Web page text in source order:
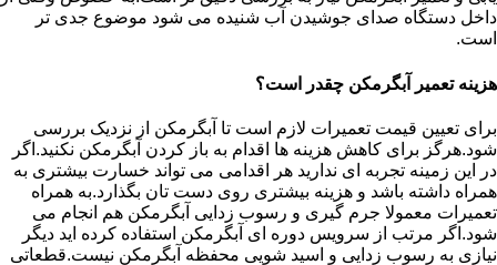
داخل دستگاه صدای جوشیدن آب شنیده می شود موضوع جدی تر
است.
هزینه تعمیر آبگرمکن چقدر است؟
برای تعیین قیمت تعمیرات لازم است تا آبگرمکن از نزدیک بررسی
شود.هرگز برای کاهش هزینه ها اقدام به باز کردن آبگرمکن نکنید.اگر
در این زمینه تجربه ای ندارید هر اقدامی می تواند خسارت بیشتری به
همراه داشته باشد و هزینه بیشتری روی دست تان بگذارد.به همراه
تعمیرات معمولا جرم گیری و رسوب زدایی آبگرمکن هم انجام می
شود.اگر مرتب از سرویس دوره ای آبگرمکن استفاده کرده اید دیگر
نیازی به رسوب زدایی و اسید شویی محفظه آبگرمکن نیست.قطعاتی